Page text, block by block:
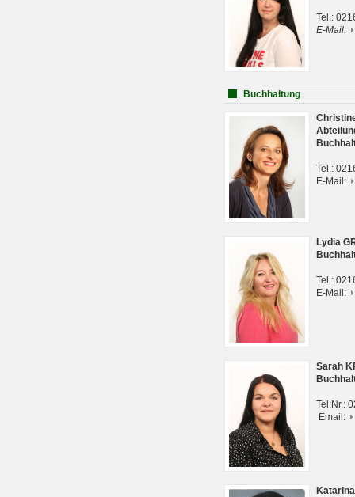
Tel.:
E-Mail:
Buchhaltung
Tel.:
E-Mail:
Lydia
Tel.:
E-Mail:
Sarah
Tel:Nr.:
Email: